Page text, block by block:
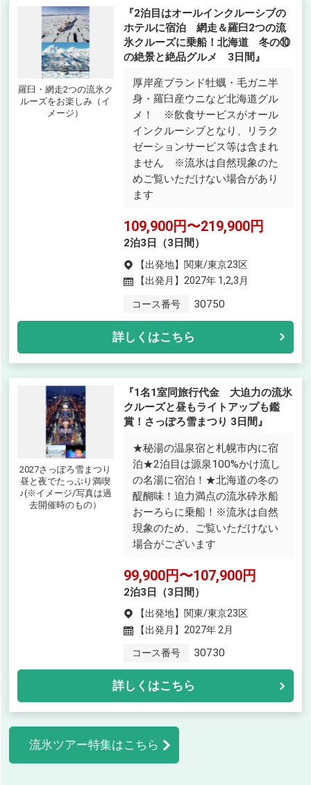
羅臼・網走2つの流氷ク
ルーズをお楽しみ（イ
メージ）
『2泊目はオールインクルーシブの
ホテルに宿泊 網走＆羅臼2つの流
氷クルーズに乗船！北海道 冬の⑩
の絶景と絶品グルメ 3日間』
厚岸産ブランド牡蠣・毛ガニ半
身・羅臼産ウニなど北海道グル
メ！ ※飲食サービスがオール
インクルーシブとなり、リラク
ゼーションサービス等は含まれ
ません ※流氷は自然現象のた
めご覧いただけない場合があり
ます
109,900円〜219,900円
2泊3日（3日間）
【出発地】 関東/東京23区
【出発月】 2027年 1,2,3月
コース番号 30750
詳しくはこちら
2027さっぽろ雪まつり
昼と夜でたっぷり満喫
♪(※イメージ/写真は過
去開催時のもの）
『1名1室同旅行代金 大迫力の流氷
クルーズと昼もライトアップも鑑
賞！さっぽろ雪まつり 3日間』
★秘湯の温泉宿と札幌市内に宿
泊★2泊目は源泉100%かけ流し
の名湯に宿泊！★北海道の冬の
醍醐味！迫力満点の流氷砕氷船
おーろらに乗船！※流氷は自然
現象のため、ご覧いただけない
場合がございます
99,900円〜107,900円
2泊3日（3日間）
【出発地】 関東/東京23区
【出発月】 2027年 2月
コース番号 30730
詳しくはこちら
流氷ツアー特集はこちら